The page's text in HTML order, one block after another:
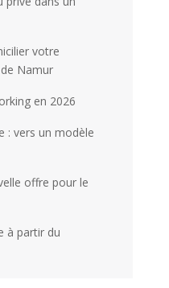
votre
Namur
en 2026
: vers un modèle
offre pour le
à partir du